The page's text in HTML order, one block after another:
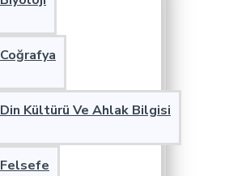
Coğrafya
Din Kültürü Ve Ahlak Bilgisi
Felsefe